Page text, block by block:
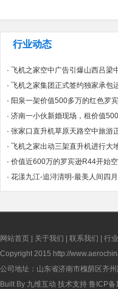
行业动态
· 飞机之家空中广告引爆山西吕梁
· 飞机之家集团正式签约独家承包
· 阳泉一架价值500多万的红色罗
· 济南一小伙新婚现场，租价值
· 张家口直升机草原天路空中旅游
· 飞机之家出动三架直升机进行大
· 价值近600万的罗宾逊R44开始
· 花漾九江-追浔清明-最美人间四
网站首页 关于我们 联系我们 行
Copyright 2015 http://
公司地址：山东省济南市槐荫区齐
Built By 九维互动 技术支持 鲁ICP备